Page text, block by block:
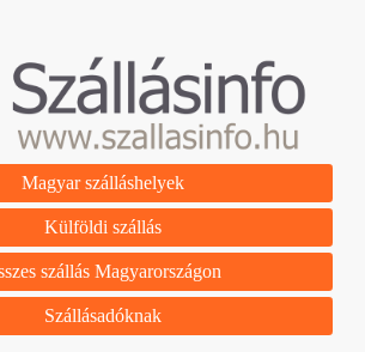
Magyar szálláshelyek
Külföldi szállás
szállás Magyarországon
Szállásadóknak